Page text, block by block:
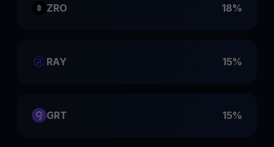
ZRO 18%
RAY 15%
GRT 15%